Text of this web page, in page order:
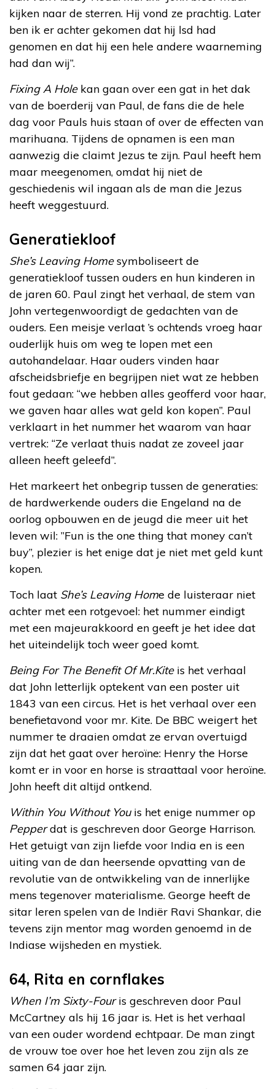
kijken naar de sterren. Hij vond ze prachtig. Later
ben ik er achter gekomen dat hij lsd had
genomen en dat hij een hele andere waarneming
had dan wij”.
Fixing A Holekan gaan over een gat in het dak
van de boerderij van Paul, de fans die de hele
dag voor Pauls huis staan of over de effecten van
marihuana. Tijdens de opnamen is een man
aanwezig die claimt Jezus te zijn. Paul heeft hem
maar meegenomen, omdat hij niet de
geschiedenis wil ingaan als de man die Jezus
heeft weggestuurd.
Generatiekloof
She’s Leaving Homesymboliseert de
generatiekloof tussen ouders en hun kinderen in
de jaren 60. Paul zingt het verhaal, de stem van
John vertegenwoordigt de gedachten van de
ouders. Een meisje verlaat ’s ochtends vroeg haar
ouderlijk huis om weg te lopen met een
autohandelaar. Haar ouders vinden haar
afscheidsbriefje en begrijpen niet wat ze hebben
fout gedaan: “we hebben alles geofferd voor haar,
we gaven haar alles wat geld kon kopen”. Paul
verklaart in het nummer het waarom van haar
vertrek: “Ze verlaat thuis nadat ze zoveel jaar
alleen heeft geleefd”.
Het markeert het onbegrip tussen de generaties:
de hardwerkende ouders die Engeland na de
oorlog opbouwen en de jeugd die meer uit het
leven wil: ”Fun is the one thing that money can’t
buy”, plezier is het enige dat je niet met geld kunt
kopen.
Toch laat She’s Leaving Home de luisteraar niet
achter met een rotgevoel: het nummer eindigt
met een majeurakkoord en geeft je het idee dat
het uiteindelijk toch weer goed komt.
Being For The Benefit Of Mr.Kiteis het verhaal
dat John letterlijk optekent van een poster uit
1843 van een circus. Het is het verhaal over een
benefietavond voor mr. Kite. De BBC weigert het
nummer te draaien omdat ze ervan overtuigd
zijn dat het gaat over heroïne: Henry the Horse
komt er in voor en horse is straattaal voor heroïne.
John heeft dit altijd ontkend.
Within You Without Youis het enige nummer op
Pepperdat is geschreven door George Harrison.
Het getuigt van zijn liefde voor India en is een
uiting van de dan heersende opvatting van de
revolutie van de ontwikkeling van de innerlijke
mens tegenover materialisme. George heeft de
sitar leren spelen van de Indiër Ravi Shankar, die
tevens zijn mentor mag worden genoemd in de
Indiase wijsheden en mystiek.
64, Rita en cornflakes
When I’m Sixty-Fouris geschreven door Paul
McCartney als hij 16 jaar is. Het is het verhaal
van een ouder wordend echtpaar. De man zingt
de vrouw toe over hoe het leven zou zijn als ze
samen 64 jaar zijn.